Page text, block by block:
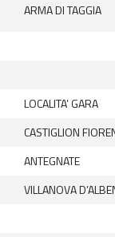
ARMA DI TAGGIA
LOCALITA’ GARA
CASTIGLION
ANTEGNATE
VILLANOVA